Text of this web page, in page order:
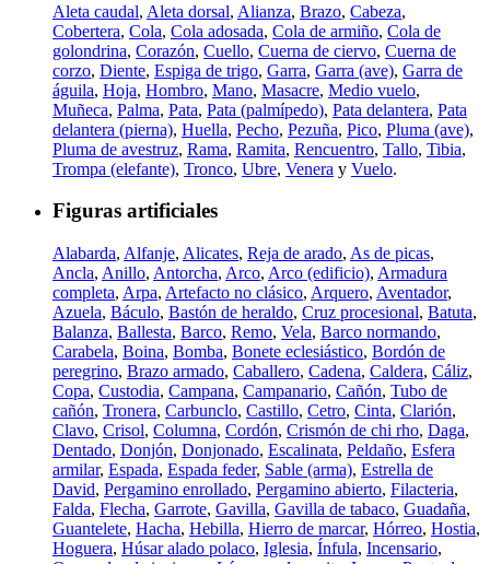
Aleta caudal, Aleta dorsal, Alianza, Brazo, Cabeza,
Cobertera, Cola, Cola adosada, Cola de armiño, Cola de
golondrina, Corazón, Cuello, Cuerna de ciervo, Cuerna de
corzo, Diente, Espiga de trigo, Garra, Garra (ave), Garra de
águila, Hoja, Hombro, Mano, Masacre, Medio vuelo,
Muñeca, Palma, Pata, Pata (palmípedo), Pata delantera, Pata
delantera (pierna), Huella, Pecho, Pezuña, Pico, Pluma (ave),
Pluma de avestruz, Rama, Ramita, Rencuentro, Tallo, Tibia,
Trompa (elefante), Tronco, Ubre, Venera y Vuelo.
Figuras artificiales
Alabarda, Alfanje, Alicates, Reja de arado, As de picas,
Ancla, Anillo, Antorcha, Arco, Arco (edificio), Armadura
completa, Arpa, Artefacto no clásico, Arquero, Aventador,
Azuela, Báculo, Bastón de heraldo, Cruz procesional, Batuta,
Balanza, Ballesta, Barco, Remo, Vela, Barco normando,
Carabela, Boina, Bomba, Bonete eclesiástico, Bordón de
peregrino, Brazo armado, Caballero, Cadena, Caldera, Cáliz,
Copa, Custodia, Campana, Campanario, Cañón, Tubo de
cañón, Tronera, Carbunclo, Castillo, Cetro, Cinta, Clarión,
Clavo, Crisol, Columna, Cordón, Crismón de chi rho, Daga,
Dentado, Donjón, Donjonado, Escalinata, Peldaño, Esfera
armilar, Espada, Espada feder, Sable (arma), Estrella de
David, Pergamino enrollado, Pergamino abierto, Filacteria,
Falda, Flecha, Garrote, Gavilla, Gavilla de tabaco, Guadaña,
Guantelete, Hacha, Hebilla, Hierro de marcar, Hórreo, Hostia,
Hoguera, Húsar alado polaco, Iglesia, Ínfula, Incensario,